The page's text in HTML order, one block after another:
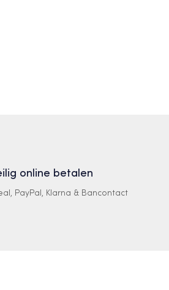
online betalen
PayPal, Klarna & Bancontact